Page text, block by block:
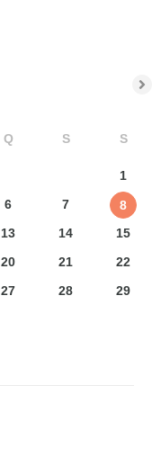
Q S S
1
6 7
8
13 14
15
20 21
22
27 28
29